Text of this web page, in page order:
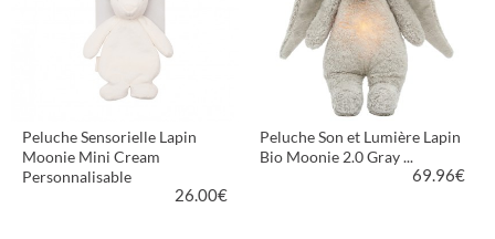
Peluche Sensorielle Lapin
Moonie Mini Cream
Personnalisable
26.00€
Peluche Son et Lumière Lapin
Bio Moonie 2.0 Gray ...
69.96€